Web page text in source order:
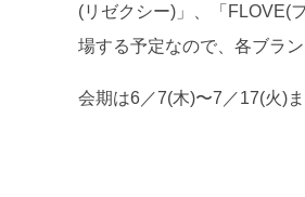
(リゼクシー)」、「FLOVE(
場する予定なので、各ブラ
会期は6／7(木)〜7／17(火)